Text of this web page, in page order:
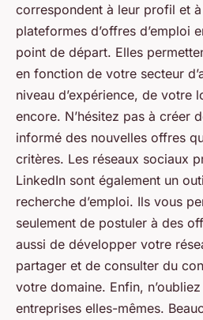
correspondent à leur profil et
plateformes d’offres d’emploi
point de départ. Elles
en fonction de votre secteur
niveau d’expérience, de votre
encore. N’hésitez pas à créer
informé des nouvelles offres
critères. Les réseaux sociaux
LinkedIn sont également un
recherche d’emploi. Ils vous
seulement de postuler à des
aussi de développer votre
partager et de consulter du
votre domaine. Enfin,
entreprises elles-mêmes.